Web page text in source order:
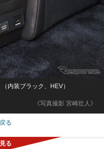
《写真撮影 宮崎壮人》
内装ブラック、HEV）
る